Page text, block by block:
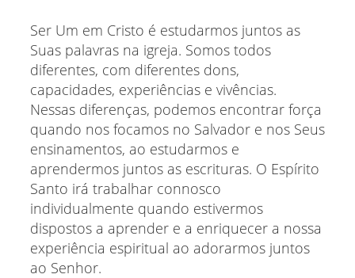
Ser Um em Cristo é estudarmos juntos as
Suas palavras na igreja. Somos todos
diferentes, com diferentes dons,
capacidades, experiências e vivências.
Nessas diferenças, podemos encontrar força
quando nos focamos no Salvador e nos Seus
ensinamentos, ao estudarmos e
aprendermos juntos as escrituras. O Espírito
Santo irá trabalhar connosco
individualmente quando estivermos
dispostos a aprender e a enriquecer a nossa
experiência espiritual ao adorarmos juntos
ao Senhor.